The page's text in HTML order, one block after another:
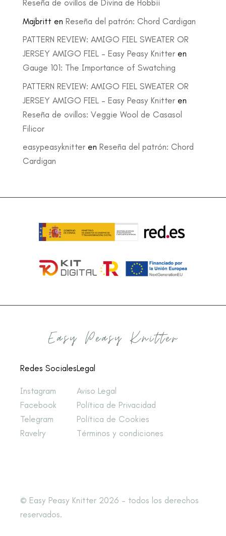
Reseña de ovillos de Divina de Hobbii
Majbritt en Reseña del patrón: Chord Cardigan
PATTERN REVIEW: AMIGO FIEL SWEATER OR
JERSEY AMIGO FIEL – Easy Peasy Knitteren
Gauge 101: The Importance of Swatching
PATTERN REVIEW: AMIGO FIEL SWEATER OR
JERSEY AMIGO FIEL – Easy Peasy Knitteren
Reseña de ovillos: Veggie Wool de Casasol
Filicor
easypeasyknitteren Reseña del patrón: Chord
Cardigan
Redes Sociales
Instagram
Facebook
Telegram
Ravelry
Legal
Aviso Legal
Política de Privacidad
Política de Cookies
Términos y condiciones
© Easy Peasy Knitter 2026 – todos los derechos
reservados.